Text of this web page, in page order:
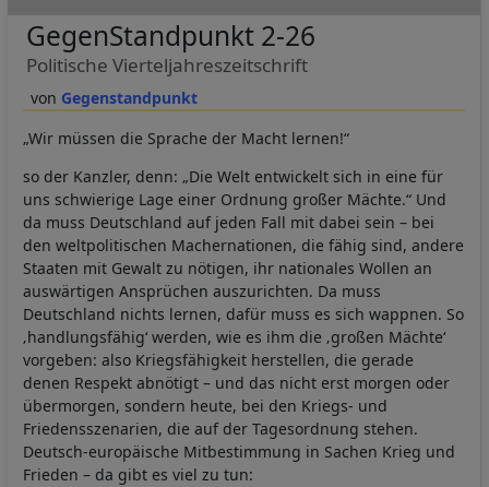
Gegenstandpunkt
GegenStandpunkt 2-26
Politische Vierteljahreszeitschrift
„Wir müssen die Sprache der Macht lernen!“
so der Kanzler, denn: „Die Welt entwickelt sich in eine für
uns schwierige Lage einer Ordnung großer Mächte.“ Und
da muss Deutschland auf jeden Fall mit dabei sein – bei
den weltpolitischen Machernationen, die fähig sind, andere
Staaten mit Gewalt zu nötigen, ihr nationales Wollen an
auswärtigen Ansprüchen auszurichten. Da muss
Deutschland nichts lernen, dafür muss es sich wappnen. So
‚handlungsfähig‘ werden, wie es ihm die ‚großen Mächte‘
vorgeben: also Kriegsfähigkeit herstellen, die gerade
denen Respekt abnötigt – und das nicht erst morgen oder
übermorgen, sondern heute, bei den Kriegs- und
Friedensszenarien, die auf der Tagesordnung stehen.
Deutsch-europäische Mitbestimmung in Sachen Krieg und
Frieden – da gibt es viel zu tun: